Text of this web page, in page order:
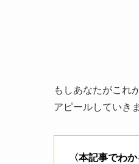
もしあなたがこれ
アピールしていき
〈本記事でわか